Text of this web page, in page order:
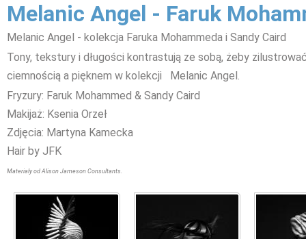
Melanic Angel - Faruk
Melanic Angel - kolekcja Faruka Mohammeda i Sandy Caird
Tony, tekstury i długości kontrastują ze sobą, żeby
ciemnością a pięknem w kolekcji Melanic Angel.
Fryzury: Faruk Mohammed & Sandy Caird
Makijaż: Ksenia Orzeł
Zdjęcia: Martyna Kamecka
Hair by JFK
Materiały od Alison Jameson Consultants.